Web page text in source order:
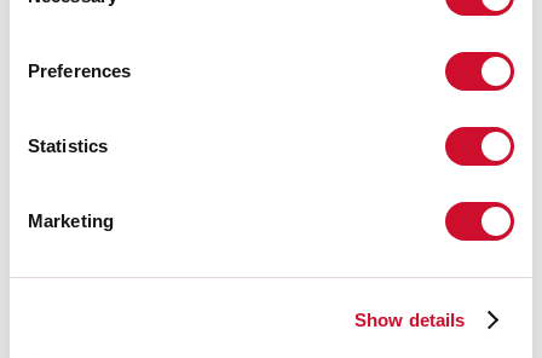
Preferences
Statistics
Marketing
Show details